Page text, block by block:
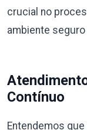
crucial no
ambiente
Contínuo
Entendemos